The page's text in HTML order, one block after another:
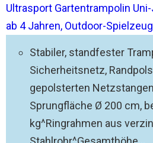
Ultrasport Gartentrampolin
ab 4 Jahren, Outdoor-
Stabiler, standfester
Sicherheitsnetz,
gepolsterten
Sprungfläche Ø 200 cm,
kg^Ringrahmen aus